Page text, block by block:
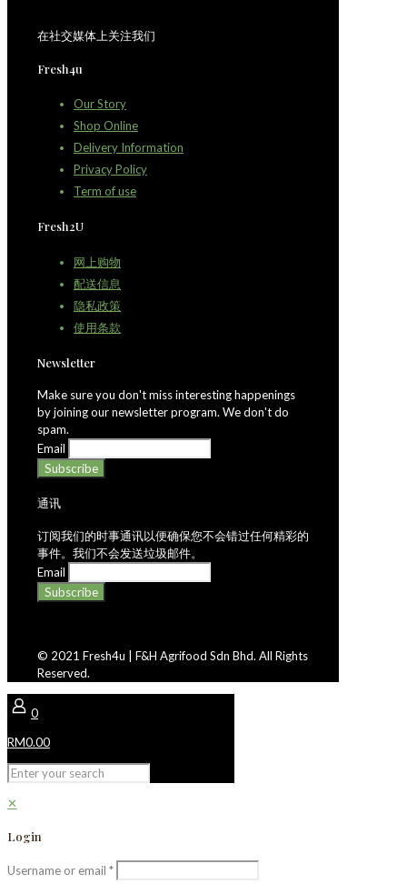
在社交媒体上关注我们
Fresh4u
Our Story
Shop Online
Delivery Information
Privacy Policy
Term of use
Fresh2U
网上购物
配送信息
隐私政策
使用条款
Newsletter
Make sure you don't miss interesting happenings
by joining our newsletter program. We don't do
spam.
Email
通讯
订阅我们的时事通讯以便确保您不会错过任何精彩的
事件。我们不会发送垃圾邮件。
Email
© 2021 Fresh4u | F&H Agrifood Sdn Bhd. All Rights
Reserved.
0
RM0.00
✕
Login
Username or email *